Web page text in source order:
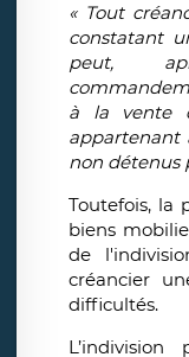
« Tout
constatant
peut,
à la vente
appartenant
non détenus
Toutefois, la
biens
de
créancier
difficultés.